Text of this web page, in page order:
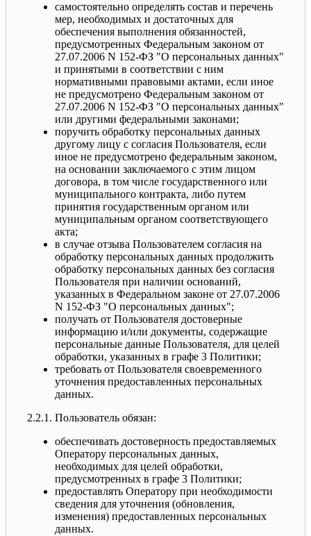
самостоятельно определять состав и перечень
мер, необходимых и достаточных для
обеспечения выполнения обязанностей,
предусмотренных Федеральным законом от
27.07.2006 N 152-ФЗ "О персональных данных"
и принятыми в соответствии с ним
нормативными правовыми актами, если иное
не предусмотрено Федеральным законом от
27.07.2006 N 152-ФЗ "О персональных данных"
или другими федеральными законами;
поручить обработку персональных данных
другому лицу с согласия Пользователя, если
иное не предусмотрено федеральным законом,
на основании заключаемого с этим лицом
договора, в том числе государственного или
муниципального контракта, либо путем
принятия государственным органом или
муниципальным органом соответствующего
акта;
в случае отзыва Пользователем согласия на
обработку персональных данных продолжить
обработку персональных данных без согласия
Пользователя при наличии оснований,
указанных в Федеральном законе от 27.07.2006
N 152-ФЗ "О персональных данных";
получать от Пользователя достоверные
информацию и/или документы, содержащие
персональные данные Пользователя, для целей
обработки, указанных в графе 3 Политики;
требовать от Пользователя своевременного
уточнения предоставленных персональных
данных.
2.2.1. Пользователь обязан:
обеспечивать достоверность предоставляемых
Оператору персональных данных,
необходимых для целей обработки,
предусмотренных в графе 3 Политики;
предоставлять Оператору при необходимости
сведения для уточнения (обновления,
изменения) предоставленных персональных
данных.